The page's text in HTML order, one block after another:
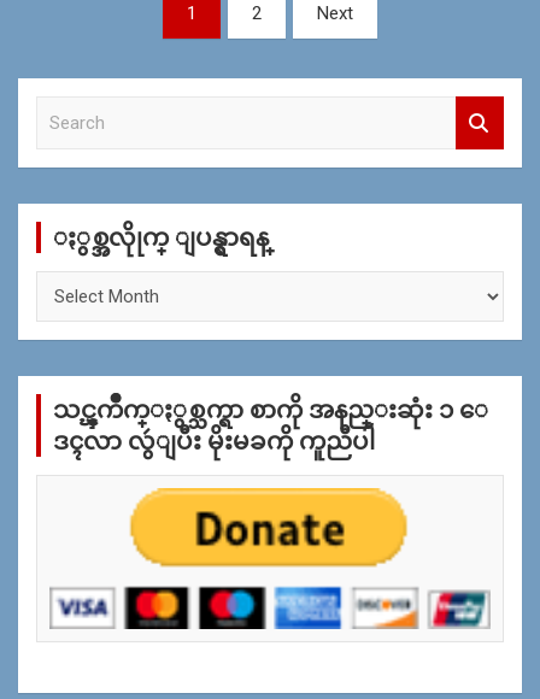
1 2 Next
c
ႏွစ္အလိုုက္ ျပန္ရွာရန္
က္
န္
သင္ၾကိဳက္ႏွစ္သက္ရာ စာကို အနည္းဆုံး ၁ ေ
ဒၚလာ လွဴျပီး မိုးမခကို ကူညီပါ